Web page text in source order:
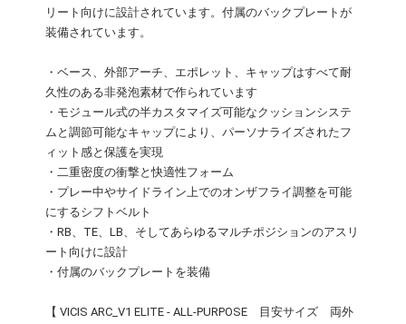
リート向けに設計されています。付属のバックプレートが
装備されています。
・ベース、外部アーチ、エポレット、キャップはすべて耐
久性のある非発泡素材で作られています
・モジュール式の半カスタマイズ可能なクッションシステ
ムと調節可能なキャップにより、パーソナライズされたフ
ィット感と保護を実現
・二重密度の衝撃と快適性フォーム
・プレー中やサイドライン上でのオンザフライ調整を可能
にするシフトベルト
・RB、TE、LB、そしてあらゆるマルチポジションのアスリ
ート向けに設計
・付属のバックプレートを装備
【 VICIS ARC_V1 ELITE - ALL-PURPOSE 目安サイズ 両外